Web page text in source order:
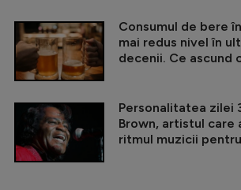
Consumul de bere
mai redus nivel în
decenii. Ce ascund
Personalitatea zilei
Brown, artistul care
ritmul muzicii